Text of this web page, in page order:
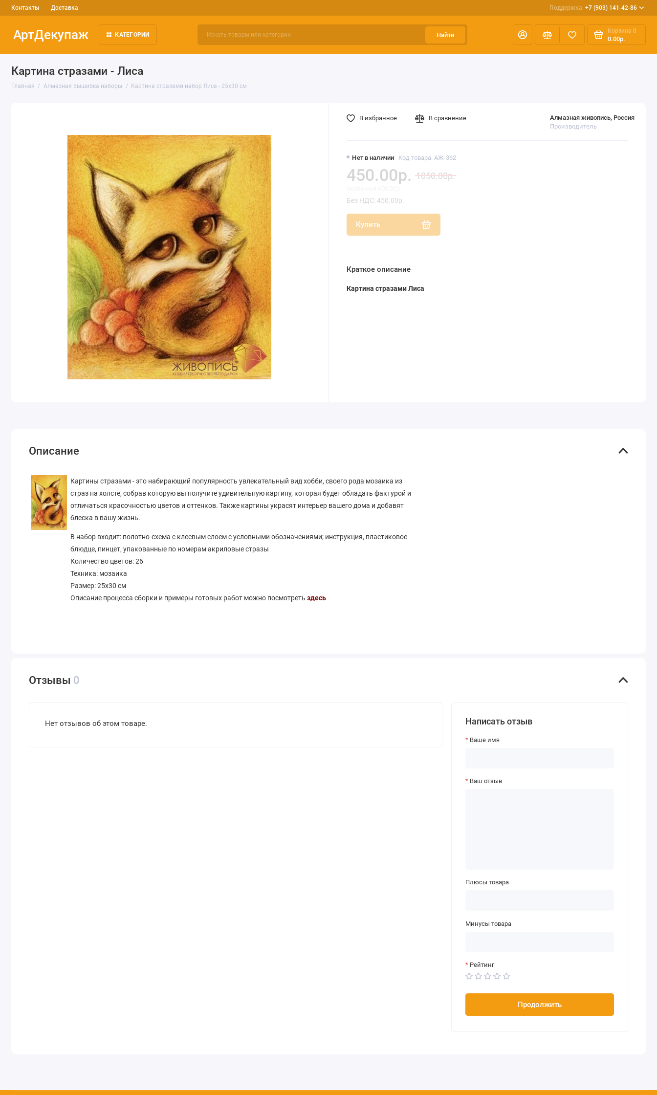
Контакты Доставка Поддержка +7 (903) 141-42-86
АртДекупаж КАТЕГОРИИ Найти
Корзина 0
0.00р.
Картина стразами - Лиса
Главная Алмазная вышивка наборы Картина стразами набор Лиса - 25х30 см
Нет в наличии Код товара: АЖ-362
Алмазная живопись, Россия
Производитель
450.00р. 1050.00р.
Без НДС: 450.00р.
Купить
В избранное В сравнение
Краткое описание
Картина стразами Лиса
Описание
Картины стразами - это набирающий популярность увлекательный вид хобби, своего рода мозаика из
страз на холсте, собрав которую вы получите удивительную картину, которая будет обладать фактурой и
отличаться красочностью цветов и оттенков. Также картины украсят интерьер вашего дома и добавят
блеска в вашу жизнь.
В набор входит: полотно-схема с клеевым слоем с условными обозначениями; инструкция, пластиковое
блюдце, пинцет, упакованные по номерам акриловые стразы
Количество цветов: 26
Техника: мозаика
Размер: 25х30см
Описание процесса сборки и примеры готовых работ можно посмотретьздесь
Отзывы 0
Нет отзывов об этом товаре. Написать отзыв
Ваше имя
Ваш отзыв
Плюсы товара
Минусы товара
Рейтинг
Продолжить